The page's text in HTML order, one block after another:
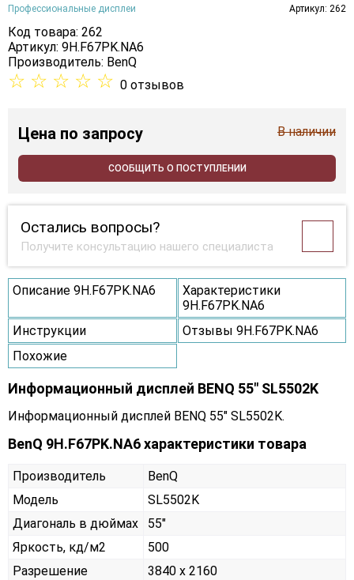
Профессиональные дисплеи Артикул: 262
Код товара: 262
Артикул: 9H.F67PK.NA6
Производитель: BenQ
☆ ☆ ☆ ☆ ☆ 0 отзывов
Цена по запросу В наличии
СООБЩИТЬ О ПОСТУПЛЕНИИ
Остались вопросы?
Получите консультацию нашего специалиста
Описание 9H.F67PK.NA6
Характеристики
9H.F67PK.NA6
Инструкции
Отзывы 9H.F67PK.NA6
Похожие
Информационный дисплей BENQ 55" SL5502K
Информационный дисплей BENQ 55" SL5502K.
BenQ 9H.F67PK.NA6 характеристики товара
Производитель
BenQ
Модель
SL5502K
Диагональ в дюймах
55"
Яркость, кд/м2
500
Разрешение
3840 x 2160